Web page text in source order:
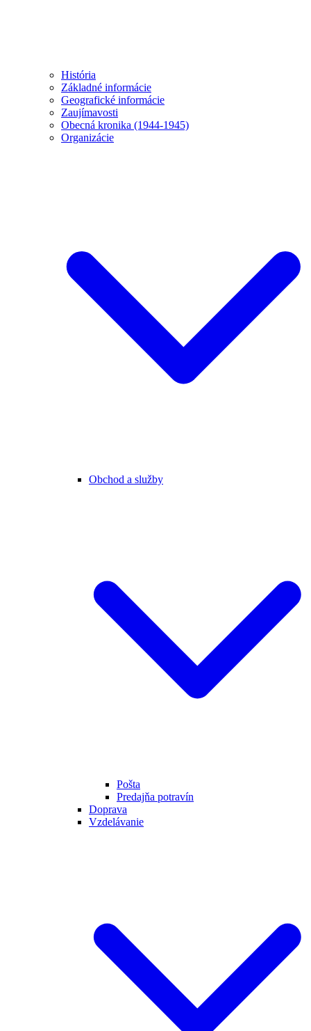
História
Základné informácie
Geografické informácie
Zaujímavosti
Obecná kronika (1944-1945)
Organizácie
Obchod a služby
Pošta
Predajňa potravín
Doprava
Vzdelávanie